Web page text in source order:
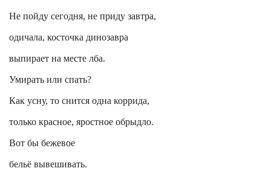
Не пойду сегодня, не приду завтра,
одичала, косточка динозавра
выпирает на месте лба.
Умирать или спать?
Как усну, то снится одна коррида,
только красное, яростное обрыдло.
Вот бы бежевое
бельё вывешивать.